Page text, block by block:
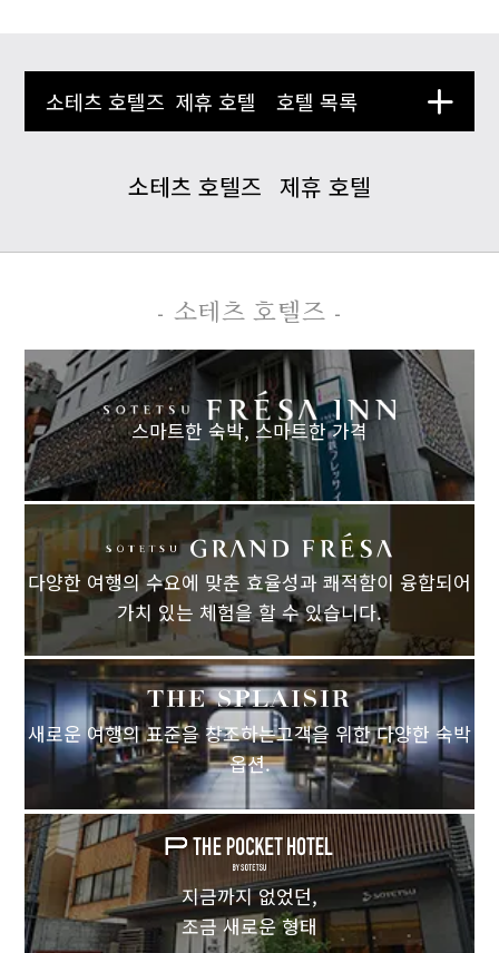
소테츠 호텔즈 제휴 호텔 호텔 목록
소테츠 호텔즈 제휴 호텔
- 소테츠 호텔즈 -
스마트한 숙박, 스마트한 가격
다양한 여행의 수요에 맞춘 효율성과 쾌적함이 융합되어
가치 있는 체험을 할 수 있습니다.
새로운 여행의 표준을 창조하는고객을 위한 다양한 숙박
옵션.
지금까지 없었던,
조금 새로운 형태